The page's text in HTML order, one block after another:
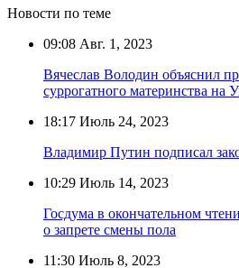
Новости по теме
09:08 Авг. 1, 2023
Вячеслав Володин объяснил
суррогатного материнства на
18:17 Июль 24, 2023
Владимир Путин подписал
10:29 Июль 14, 2023
Госдума в окончательном
о запрете смены пола
11:30 Июль 8, 2023